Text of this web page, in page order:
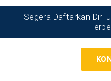
Segera Daftarkan Diri